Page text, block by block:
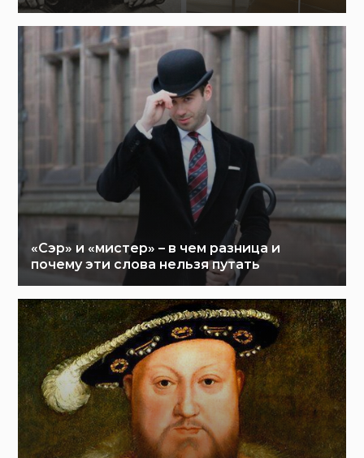
«Сэр» и «мистер» – в чем разница и
почему эти слова нельзя путать